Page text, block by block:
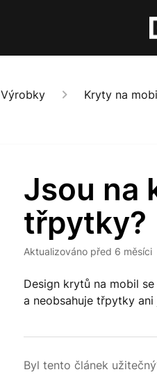
Výrobky Kryty na
Jsou na
třpytky?
Aktualizováno před 6 měsíci
Design krytů na mobil
a neobsahuje třpytky
Byl tento článek